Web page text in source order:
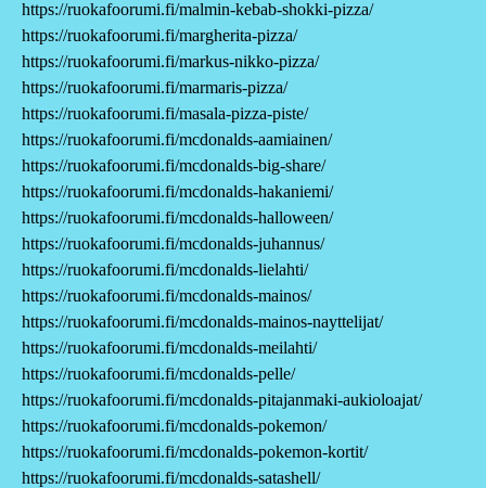
https://ruokafoorumi.fi/malmin-kebab-shokki-pizza/
https://ruokafoorumi.fi/margherita-pizza/
https://ruokafoorumi.fi/markus-nikko-pizza/
https://ruokafoorumi.fi/marmaris-pizza/
https://ruokafoorumi.fi/masala-pizza-piste/
https://ruokafoorumi.fi/mcdonalds-aamiainen/
https://ruokafoorumi.fi/mcdonalds-big-share/
https://ruokafoorumi.fi/mcdonalds-hakaniemi/
https://ruokafoorumi.fi/mcdonalds-halloween/
https://ruokafoorumi.fi/mcdonalds-juhannus/
https://ruokafoorumi.fi/mcdonalds-lielahti/
https://ruokafoorumi.fi/mcdonalds-mainos/
https://ruokafoorumi.fi/mcdonalds-mainos-nayttelijat/
https://ruokafoorumi.fi/mcdonalds-meilahti/
https://ruokafoorumi.fi/mcdonalds-pelle/
https://ruokafoorumi.fi/mcdonalds-pitajanmaki-aukioloajat/
https://ruokafoorumi.fi/mcdonalds-pokemon/
https://ruokafoorumi.fi/mcdonalds-pokemon-kortit/
https://ruokafoorumi.fi/mcdonalds-satashell/